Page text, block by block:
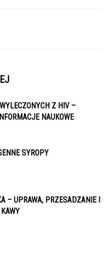
Z HIV –
NAUKOWE
SYROPY
– UPRAWA, PRZESADZANIE I